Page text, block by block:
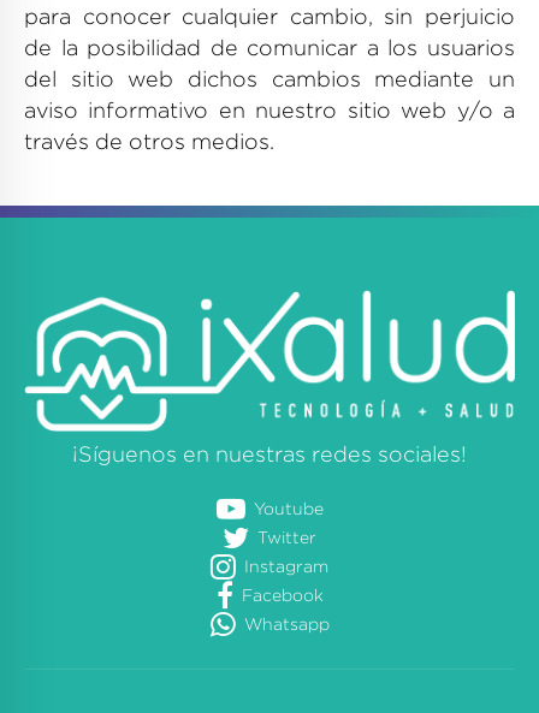
para conocer cualquier cambio, sin perjuicio
de la posibilidad de comunicar a los usuarios
del sitio web dichos cambios mediante un
aviso informativo en nuestro sitio web y/o a
través de otros medios.
¡Síguenos en nuestras redes sociales!
Youtube
Twitter
Instagram
Facebook
Whatsapp